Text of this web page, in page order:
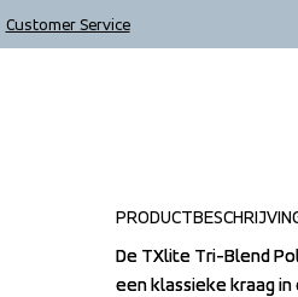
Customer Service
De TXlite Tri-Blend
een klassieke kraag
De TXlite Tri-Blend
een klassieke kraag